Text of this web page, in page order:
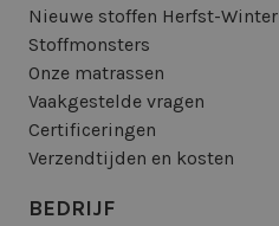
Nieuwe stoffen Herfst-Winter
Stoffmonsters
Onze matrassen
Vaakgestelde vragen
Certificeringen
Verzendtijden en kosten
BEDRIJF